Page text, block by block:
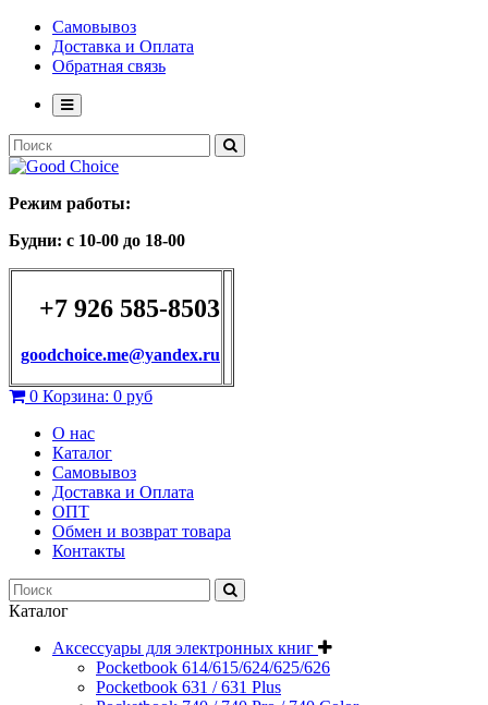
Самовывоз
Доставка и Оплата
Обратная связь
Режим работы:
Будни: с 10-00 до 18-00
+7 926 585-8503
goodchoice.me@yandex.ru
0 Корзина: 0 руб
О нас
Каталог
Самовывоз
Доставка и Оплата
ОПТ
Обмен и возврат товара
Контакты
Каталог
Аксессуары для электронных книг
Pocketbook 614/615/624/625/626
Pocketbook 631 / 631 Plus